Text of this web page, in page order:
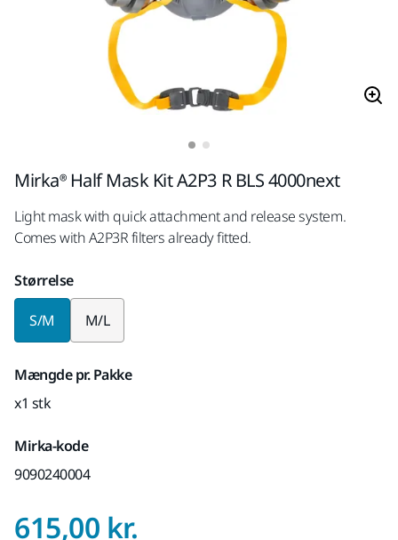
Mirka® Half Mask Kit A2P3 R BLS 4000next
Light mask with quick attachment and release system.
Comes with A2P3R filters already fitted.
Størrelse
S/M M/L
Mængde pr. Pakke
x1 stk
Mirka-kode
9090240004
615,00 kr.